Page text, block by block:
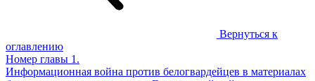
Вернуться к
оглавлению
Номер главы 1.
Информационная война против белогвардейцев в материалах